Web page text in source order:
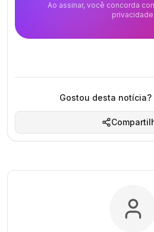
Ao assinar, você concorda
privacidade.
Gostou desta notícia?